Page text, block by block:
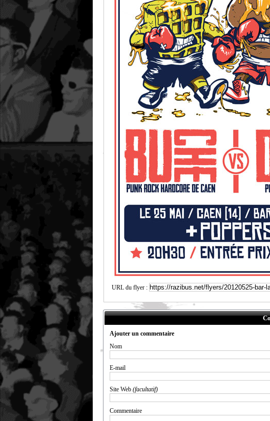
URL du flyer :
Ajouter un commentaire
Nom
E-mail
Site Web (facultatif)
Commentaire